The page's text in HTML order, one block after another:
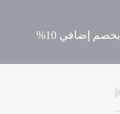
سارعوا – عرض لفترة محدودة! استمتعوا بخصم إضافي 10%